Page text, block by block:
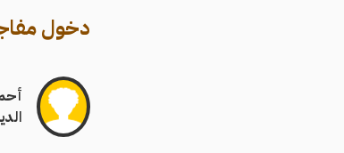
دخول